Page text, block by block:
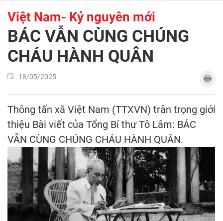
Việt Nam- Kỷ nguyên mới
BÁC VẪN CÙNG CHÚNG
CHÁU HÀNH QUÂN
18/05/2025
Thông tấn xã Việt Nam (TTXVN) trân trọng giới
thiệu Bài viết của Tổng Bí thư Tô Lâm: BÁC
VẪN CÙNG CHÚNG CHÁU HÀNH QUÂN.